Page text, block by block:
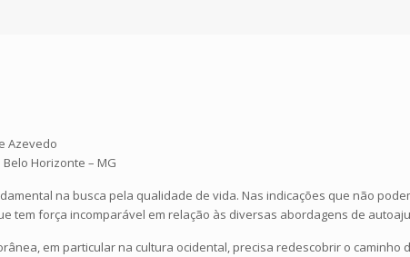
Azevedo
Horizonte – MG
na busca pela qualidade de vida. Nas indicações que não
tem força incomparável em relação às diversas abordagens de
em particular na cultura ocidental, precisa redescobrir o